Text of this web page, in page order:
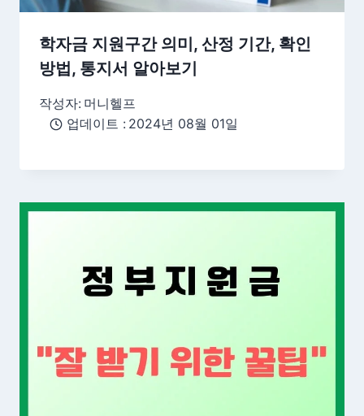
학자금 지원구간 의미, 산정 기간, 확인
방법, 통지서 알아보기
작성자: 머니헬프
업데이트 : 2024년 08월 01일